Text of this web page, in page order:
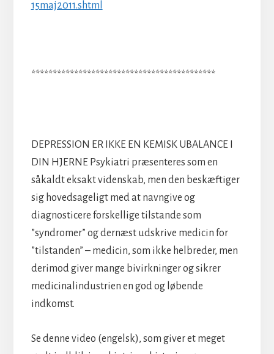
15maj2011.shtml
*******************************************
DEPRESSION ER IKKE EN KEMISK UBALANCE I
DIN HJERNE Psykiatri præsenteres som en
såkaldt eksakt videnskab, men den beskæftiger
sig hovedsageligt med at navngive og
diagnosticere forskellige tilstande som
”syndromer” og dernæst udskrive medicin for
”tilstanden” – medicin, som ikke helbreder, men
derimod giver mange bivirkninger og sikrer
medicinalindustrien en god og løbende
indkomst.
Se denne video (engelsk), som giver et meget